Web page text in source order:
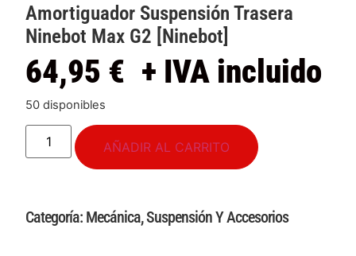
Amortiguador Suspensión Trasera
Ninebot Max G2 [Ninebot]
64,95 € + IVA incluido
50 disponibles
AÑADIR AL CARRITO
Categoría: Mecánica,Suspensión Y Accesorios